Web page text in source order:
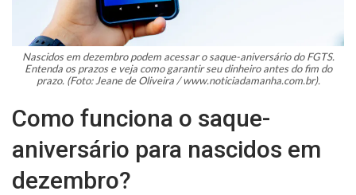
Nascidos em dezembro podem acessar o saque-aniversário do FGTS.
Entenda os prazos e veja como garantir seu dinheiro antes do fim do
prazo. (Foto: Jeane de Oliveira / www.noticiadamanha.com.br).
Como funciona o saque-
aniversário para nascidos em
dezembro?